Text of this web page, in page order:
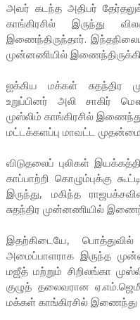
அவர் கடந்த அதிபர்
காங்கிரசில் இருந்து
இணைந்திருந்தார்.
முன்னணியில்
ஐக்கிய மக்கள் சுதந்திர
உறுப்பினர் அலி சாகிர்
முஸ்லிம் காங்கிரசில்
மட்டக்களப்பு மாவட்ட
விடுதலைப் புலிகள்
காப்பாற்றி கொழும்புக்கு
இருந்து, மகிந்த
சுதந்திர முன்னணியில்
இதற்கிடையே,
அமைப்பாளராக இருந்த
மஜீத் மற்றும் சிறிலங்கா
குழுத் தலைவரான
மக்கள் காங்கிரசில்